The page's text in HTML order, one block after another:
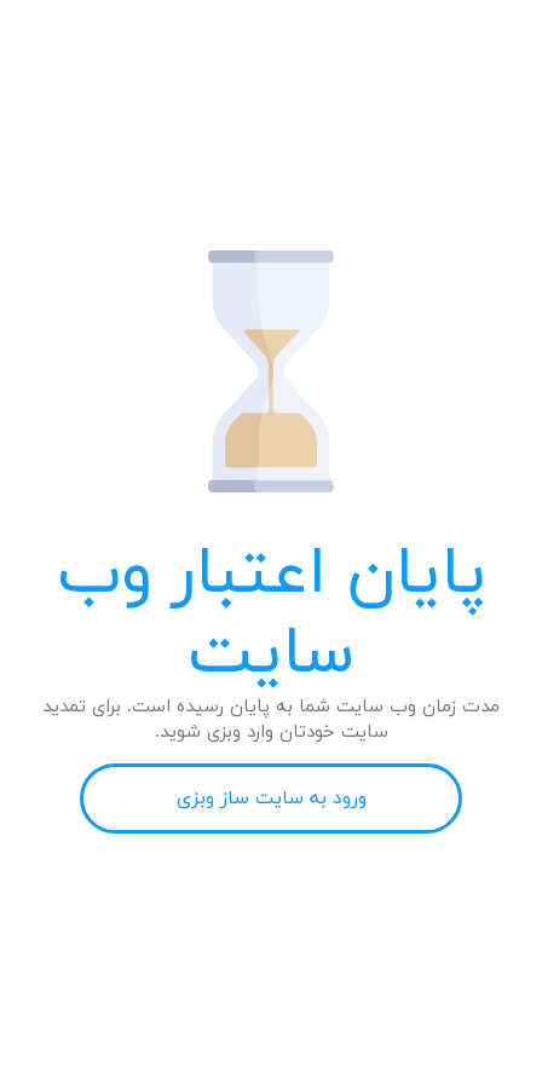
پایان اعتبار وب
سایت
مدت زمان وب سایت شما به پایان رسیده است. برای تمدید
سایت خودتان وارد وبزی شوید.
ورود به سایت ساز وبزی